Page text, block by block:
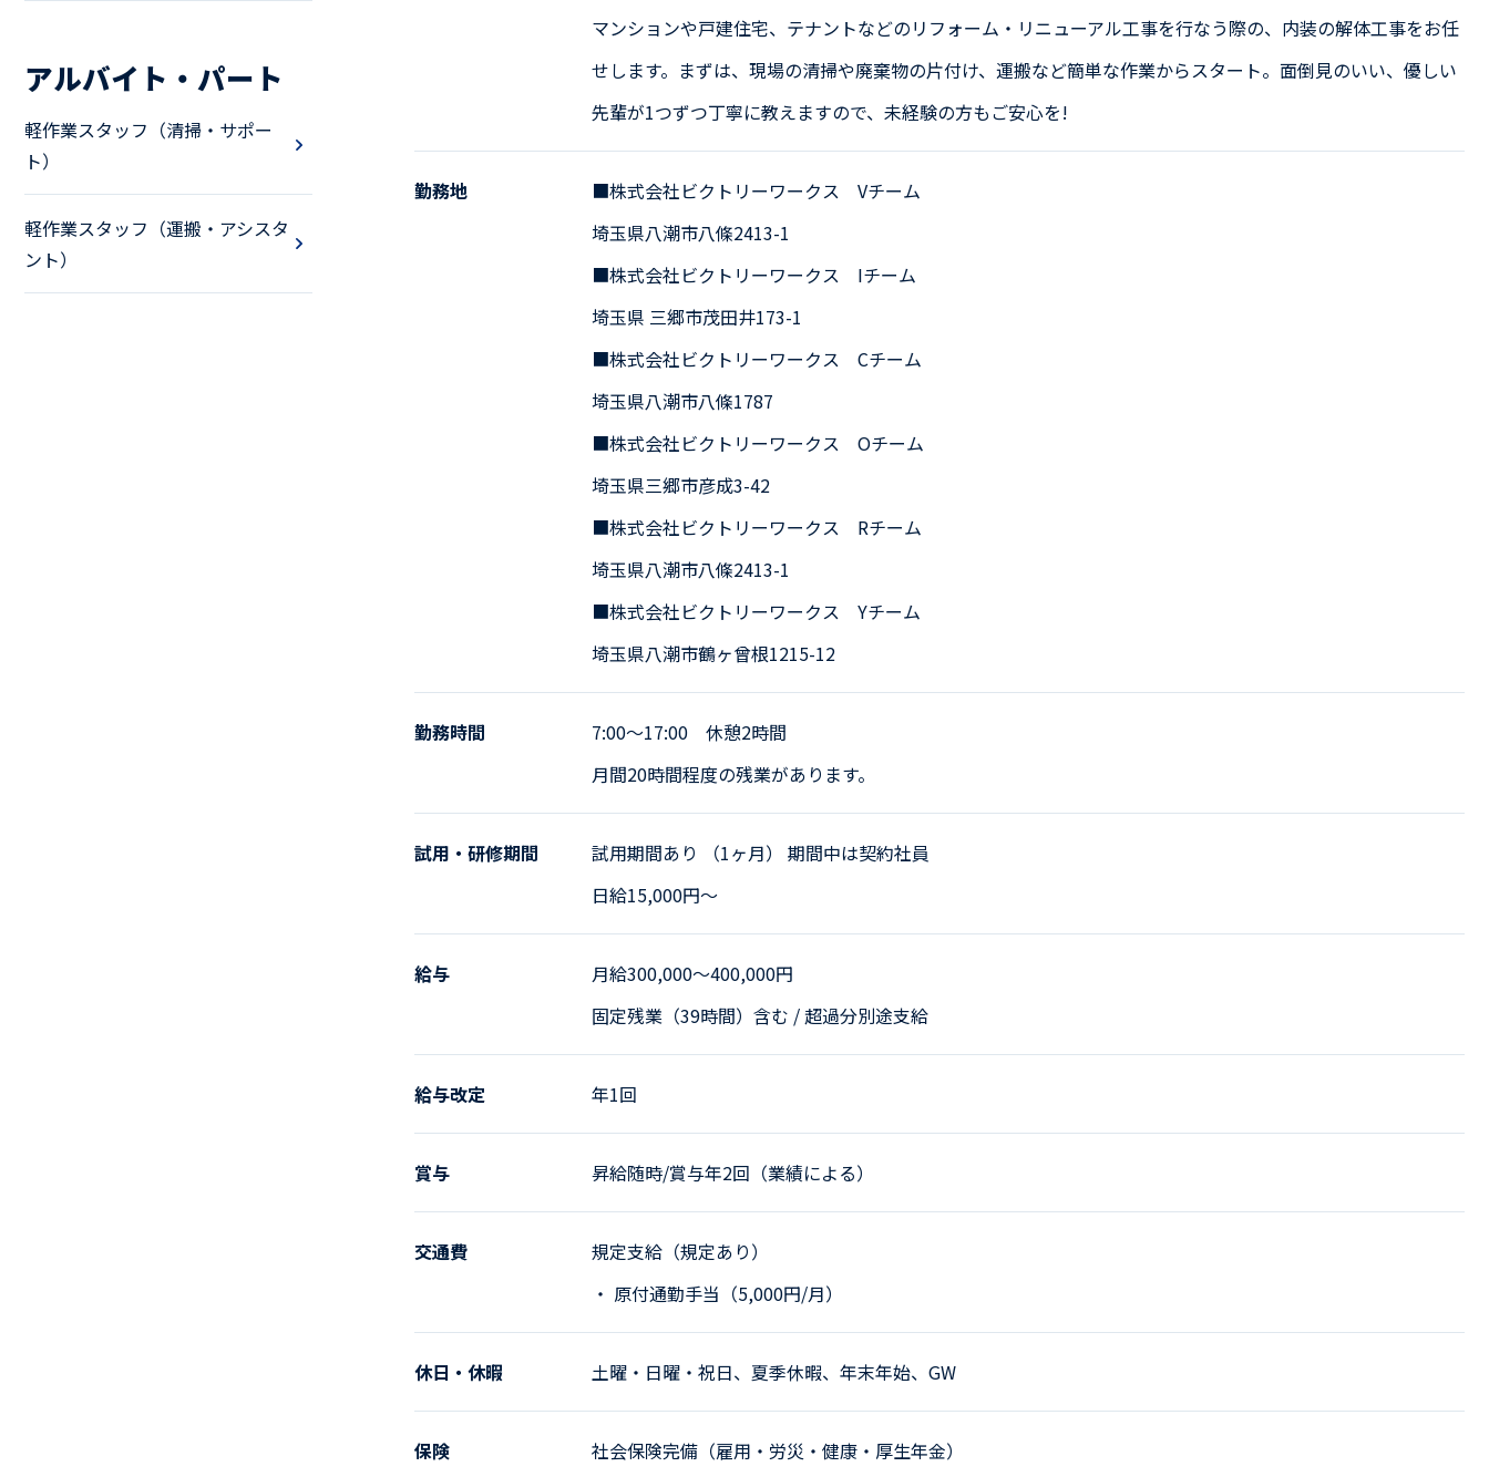
アルバイト・パート
軽作業スタッフ（清掃・サポー
ト）
軽作業スタッフ（運搬・アシスタ
ント）
マンションや戸建住宅、テナントなどのリフォーム・リニューアル工事を行なう際の、内装の解体工事をお任
せします。まずは、現場の清掃や廃棄物の片付け、運搬など簡単な作業からスタート。面倒見のいい、優しい
先輩が1つずつ丁寧に教えますので、未経験の方もご安心を!
勤務地
■株式会社ビクトリーワークス Vチーム
埼玉県八潮市八條2413-1
■株式会社ビクトリーワークス Iチーム
埼玉県 三郷市茂田井173-1
■株式会社ビクトリーワークス Cチーム
埼玉県八潮市八條1787
■株式会社ビクトリーワークス Oチーム
埼玉県三郷市彦成3-42
■株式会社ビクトリーワークス Rチーム
埼玉県八潮市八條2413-1
■株式会社ビクトリーワークス Yチーム
埼玉県八潮市鶴ヶ曾根1215-12
勤務時間
7:00～17:00 休憩2時間
月間20時間程度の残業があります。
試用・研修期間
試用期間あり （1ヶ月） 期間中は契約社員
日給15,000円〜
給与
月給300,000～400,000円
固定残業（39時間）含む / 超過分別途支給
給与改定 年1回
賞与 昇給随時/賞与年2回（業績による）
交通費
規定支給（規定あり）
・ 原付通勤手当（5,000円/月）
休日・休暇 土曜・日曜・祝日、夏季休暇、年末年始、GW
保険 社会保険完備（雇用・労災・健康・厚生年金）